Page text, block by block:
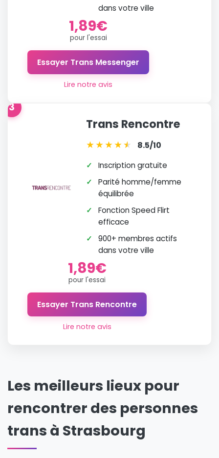
dans votre ville
1,89€
pour l'essai
Essayer Trans Messenger
Lire notre avis
3
Trans Rencontre
★★★★★
★ 8.5/10
✓
Inscription gratuite
✓
Parité homme/femme
équilibrée
✓
Fonction Speed Flirt
efficace
✓
900+ membres actifs
dans votre ville
1,89€
pour l'essai
Essayer Trans Rencontre
Lire notre avis
Les meilleurs lieux pour
rencontrer des personnes
trans à Strasbourg